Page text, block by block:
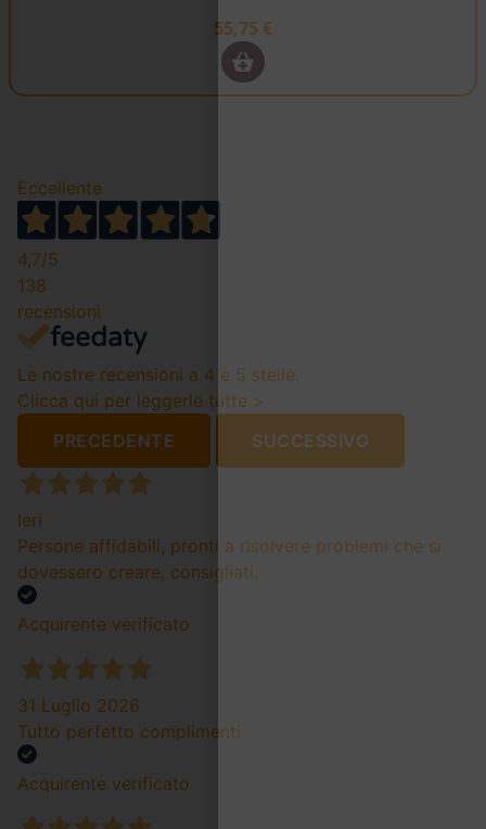
55,75 €
Eccellente
4,7/5
138
recensioni
Le nostre recensioni a 4 e 5 stelle.
Clicca qui per leggerle tutte >
PRECEDENTE
SUCCESSIVO
Ieri
Persone affidabili, pronti a risolvere problemi che si
dovessero creare, consigliati.
Acquirente verificato
31 Luglio 2026
Tutto perfetto complimenti
Acquirente verificato